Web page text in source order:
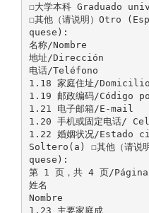
☐大学本科 Graduado
☐其他（请说明）Otro
quese):
名称/Nombre
地址/Dirección
电话/Teléfono
1.18 家庭住址/
1.19 邮政编码/Código
1.21 电子邮箱/E-mail
1.20 手机或固定电话
1.22 婚姻状况/Estado
Soltero(a) ☐其他（请
quese):
第 1 页，共 4 页/
姓名
Nombre
1.23 主要家庭成